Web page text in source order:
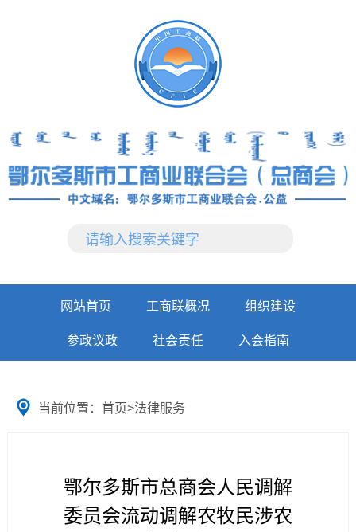
网站首页 工商联概况 组织建设
参政议政 社会责任 入会指南
当前位置： 首页>法律服务
鄂尔多斯市总商会人民调解
委员会流动调解农牧民涉农